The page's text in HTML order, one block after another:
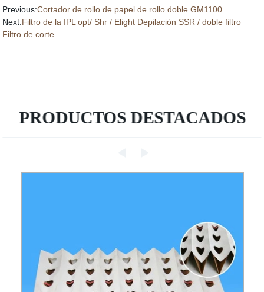
Previous:Cortador de rollo de papel de rollo doble GM1100
Next:Filtro de la IPL opt/ Shr / Elight Depilación SSR / doble filtro
Filtro de corte
PRODUCTOS DESTACADOS